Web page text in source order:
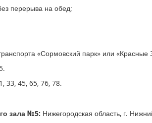
перерыва на обед;
«Сормовский парк» или «Красные
33, 45, 65, 76, 78.
зала №5: Нижегородская область, г.